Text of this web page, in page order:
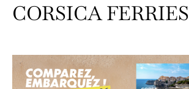
CORSICA FERRIES